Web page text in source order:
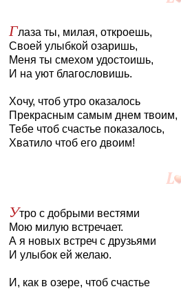
Глаза ты, милая, откроешь,
Своей улыбкой озаришь,
Меня ты смехом удостоишь,
И на уют благословишь.
Хочу, чтоб утро оказалось
Прекрасным самым днем твоим,
Тебе чтоб счастье показалось,
Хватило чтоб его двоим!
Утро с добрыми вестями
Мою милую встречает.
А я новых встреч с друзьями
И улыбок ей желаю.
И, как в озере, чтоб счастье